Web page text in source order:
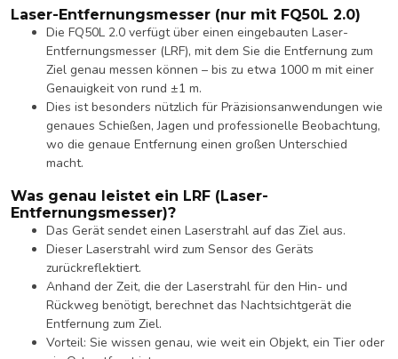
Laser-Entfernungsmesser (nur mit FQ50L 2.0)
Die FQ50L 2.0 verfügt über einen eingebauten Laser-
Entfernungsmesser (LRF), mit dem Sie die Entfernung zum
Ziel genau messen können – bis zu etwa 1000 m mit einer
Genauigkeit von rund ±1 m.
Dies ist besonders nützlich für Präzisionsanwendungen wie
genaues Schießen, Jagen und professionelle Beobachtung,
wo die genaue Entfernung einen großen Unterschied
macht.
Was genau leistet ein LRF (Laser-
Entfernungsmesser)?
Das Gerät sendet einen Laserstrahl auf das Ziel aus.
Dieser Laserstrahl wird zum Sensor des Geräts
zurückreflektiert.
Anhand der Zeit, die der Laserstrahl für den Hin- und
Rückweg benötigt, berechnet das Nachtsichtgerät die
Entfernung zum Ziel.
Vorteil: Sie wissen genau, wie weit ein Objekt, ein Tier oder